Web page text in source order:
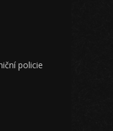
policie